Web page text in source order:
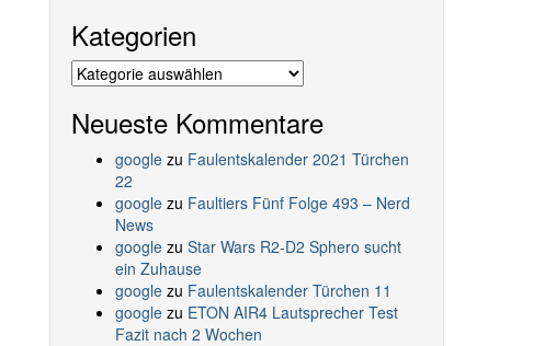
Kategorien
Kategorien
Neueste Kommentare
google zu Faulentskalender 2021 Türchen
22
google zu Faultiers Fünf Folge 493 – Nerd
News
google zu Star Wars R2-D2 Sphero sucht
ein Zuhause
google zu Faulentskalender Türchen 11
google zu ETON AIR4 Lautsprecher Test
Fazit nach 2 Wochen